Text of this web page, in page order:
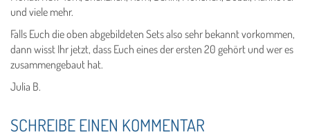
und viele mehr.
Falls Euch die oben abgebildeten Sets also sehr bekannt vorkommen,
dann wisst Ihr jetzt, dass Euch eines der ersten 20 gehört und wer es
zusammengebaut hat.
Julia B.
SCHREIBE EINEN KOMMENTAR